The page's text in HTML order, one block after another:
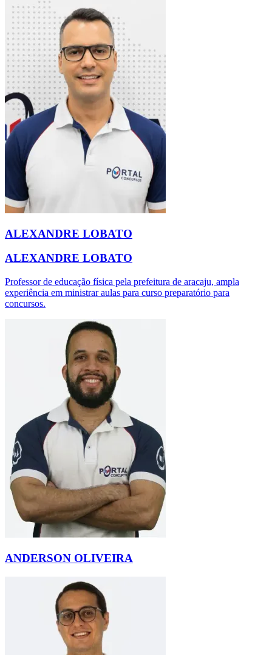
ALEXANDRE LOBATO
ALEXANDRE LOBATO
Professor de educação física pela prefeitura de aracaju, ampla
experiência em ministrar aulas para curso preparatório para
concursos.
ANDERSON OLIVEIRA